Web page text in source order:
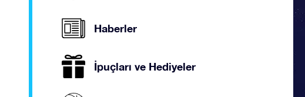
Haberler
İpuçları ve Hediyeler